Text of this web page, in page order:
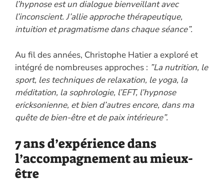
l’hypnose est un dialogue bienveillant avec
l’inconscient. J’allie approche thérapeutique,
intuition et pragmatisme dans chaque séance”.
Au fil des années, Christophe Hatier a exploré et
intégré de nombreuses approches : ”La nutrition, le
sport, les techniques de relaxation, le yoga, la
méditation, la sophrologie, l’EFT, l’hypnose
ericksonienne, et bien d’autres encore, dans ma
quête de bien-être et de paix intérieure”.
7 ans d’expérience dans
l’accompagnement au mieux-
être